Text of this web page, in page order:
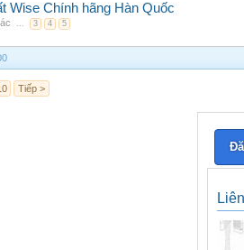
Wise Chính hãng Hàn Quốc
... 3 4 5
Tiếp >